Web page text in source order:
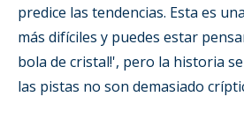
predice las tendencias. Esta es
más difíciles y puedes estar
bola de cristal!', pero la historia
las pistas no son demasiado